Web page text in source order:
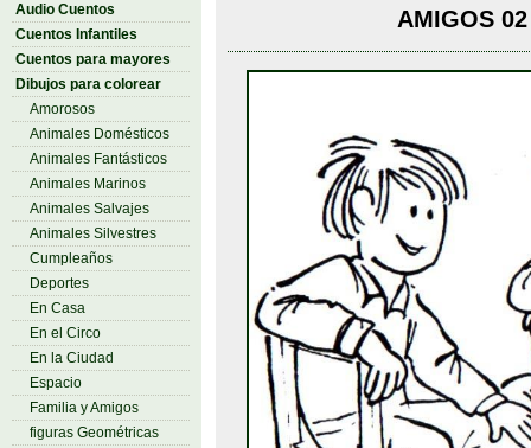
Audio Cuentos
Cuentos Infantiles
Cuentos para mayores
Dibujos para colorear
Amorosos
Animales Domésticos
Animales Fantásticos
Animales Marinos
Animales Salvajes
Animales Silvestres
Cumpleaños
Deportes
En Casa
En el Circo
En la Ciudad
Espacio
Familia y Amigos
figuras Geométricas
AMIGOS 02